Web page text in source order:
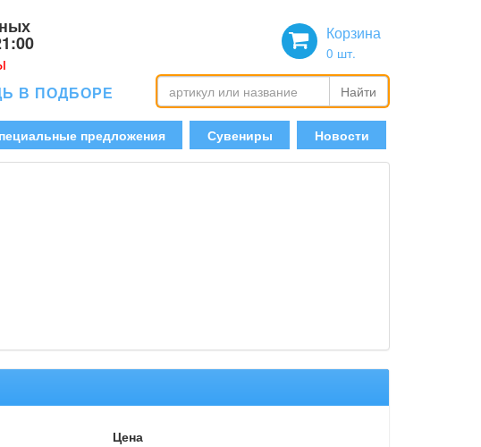
Корзина
0 шт.
В ПОДБОРЕ Найти
предложения Сувениры Новости
Цена